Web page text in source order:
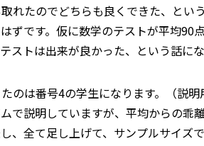
れたのでどちらも良くできた、とい
ずです。仮に数学のテストが平均
トは出来が良かった、という話にな
のは番号4の学生になります。（説
で説明していますが、平均からの乖
、全て足し上げて、サンプルサイズ